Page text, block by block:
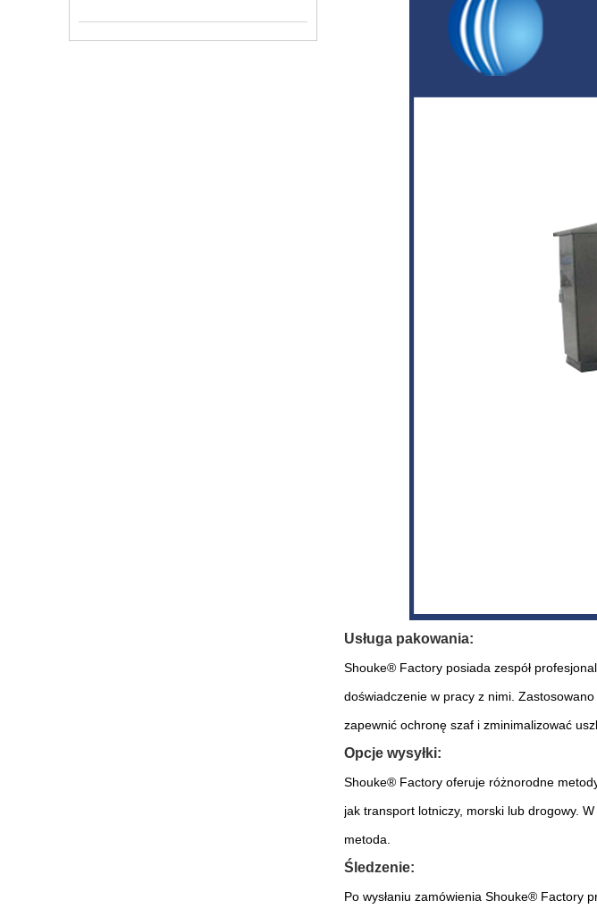
Usługa pakowania:
Shouke® Factory posiada zespół
doświadczenie w pracy z nimi.
zapewnić ochronę szaf i zminimalizować
Opcje wysyłki:
Shouke® Factory oferuje różnorodne
jak transport lotniczy, morski lub drogowy.
metoda.
Śledzenie:
Po wysłaniu zamówienia Shouke® Factory